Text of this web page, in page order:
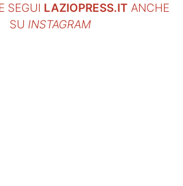
SEGUI LAZIOPRESS.IT ANCHE
SU INSTAGRAM